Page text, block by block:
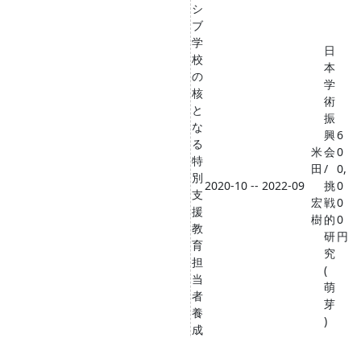
シ
ブ
学
校
の
核
と
な
る
特
別
支
援
教
育
担
当
者
養
成
2020-10 -- 2022-09
米
田
宏
樹
日
本
学
術
振
興
会
/
挑
戦
的
研
究
(
萌
芽
)
6
0
0,
0
0
0
円